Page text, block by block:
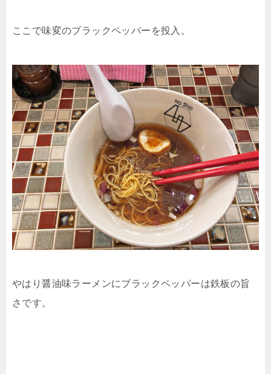
ここで味変のブラックペッパーを投入。
やはり醤油味ラーメンにブラックペッパーは鉄板の旨
さです。